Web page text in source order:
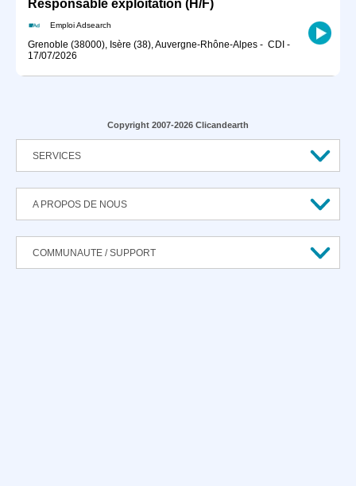
Responsable exploitation (H/F)
Emploi Adsearch
Grenoble (38000), Isère (38), Auvergne-Rhône-Alpes - CDI -
17/07/2026
Copyright 2007-2026 Clicandearth
SERVICES
A PROPOS DE NOUS
COMMUNAUTE / SUPPORT